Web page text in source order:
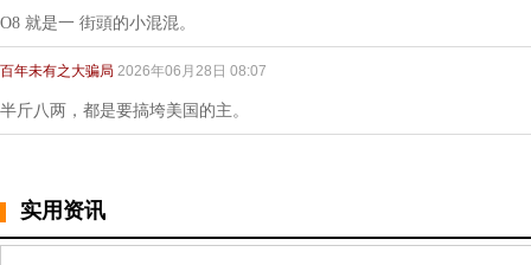
O8 就是一 街頭的小混混。
百年未有之大骗局 2026年06月28日 08:07
半斤八两，都是要搞垮美国的主。
实用资讯